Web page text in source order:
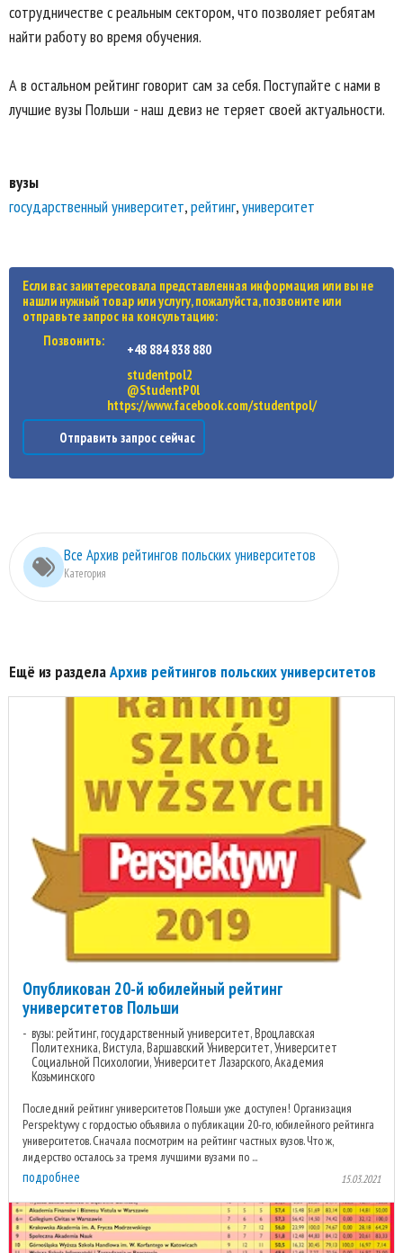
сотрудничестве с реальным сектором, что позволяет ребятам
найти работу во время обучения.
А в остальном рейтинг говорит сам за себя. Поступайте с нами в
лучшие вузы Польши - наш девиз не теряет своей актуальности.
вузы
государственный университет,рейтинг,университет
Если вас заинтересовала представленная информация или вы не
нашли нужный товар или услугу, пожалуйста, позвоните или
отправьте запрос на консультацию:
Позвонить:
+48 884 838 880
studentpol2
@StudentP0l
https://www.facebook.com/studentpol/
Отправить запрос сейчас
Все Архив рейтингов польских университетов
Категория
Ещё из разделаАрхив рейтингов польских университетов
Опубликован 20-й юбилейный рейтинг
университетов Польши
вузы: рейтинг, государственный университет, Вроцлавская
Политехника, Вистула, Варшавский Университет, Университет
Социальной Психологии, Университет Лазарского, Академия
Козьминского
Последний рейтинг университетов Польши уже доступен! Организация
Perspektywy с гордостью объявила о публикации 20-го, юбилейного рейтинга
университетов. Сначала посмотрим на рейтинг частных вузов. Что ж,
лидерство осталось за тремя лучшими вузами по ...
подробнее 15.03.2021